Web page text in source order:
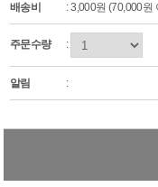
배송비 : 3,000원 (70,000원
주문수량 :
알림 :